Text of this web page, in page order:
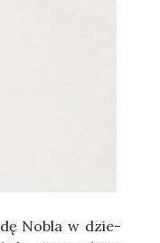
Nobla w dzie­